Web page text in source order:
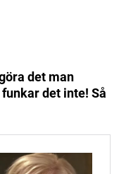
det man
det inte! Så